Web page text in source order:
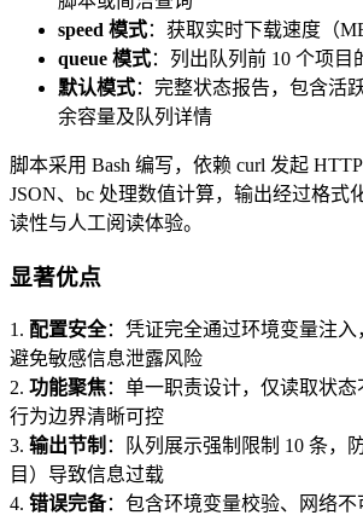
speed 模式：获取实时下载速度（
queue 模式：列出队列前 10 个项目
默认模式：完整状态报告，包含活
余容量及队列详情
脚本采用 Bash 编写，依赖 curl 发起
JSON、bc 处理数值计算，输出经过格式
读性与人工阅读体验。
显著优点
1. 配置安全：凭证完全通过环境变量注入
避免敏感信息泄露风险
2. 功能聚焦：单一职责设计，仅读取状态
行为边界清晰可控
3. 输出节制 ：队列展示强制限制 10 条，
目）导致信息过载
4. 错误完备：包含环境变量校验、网络